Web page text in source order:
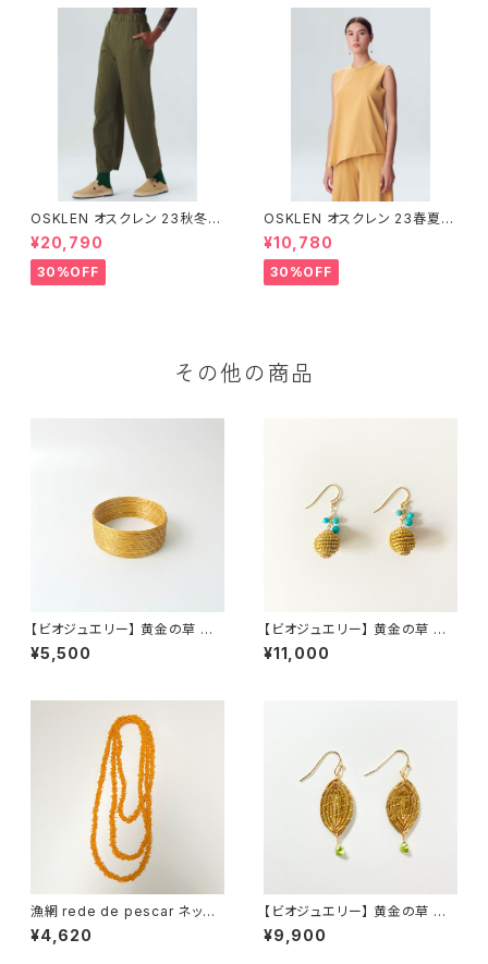
OSKLEN オスクレン 23秋冬
ボトムス 1041-66127
¥20,790
30%OFF
OSKLEN オスクレン 23春夏 ト
ップス 1027-67292
¥10,780
30%OFF
その他の商品
【ビオジュエリー】 黄金の草 カッ
ピンドウラード バングル ワイド
¥5,500
【ビオジュエリー】 黄金の草 カッ
ピンドウラード ピアス＆イヤリ
ング スパイラルボール ターコ
¥11,000
漁網 rede de pescar ネック
レス
¥4,620
【ビオジュエリー】 黄金の草 カッ
ピンドウラード ピアス＆イヤリ
¥9,900